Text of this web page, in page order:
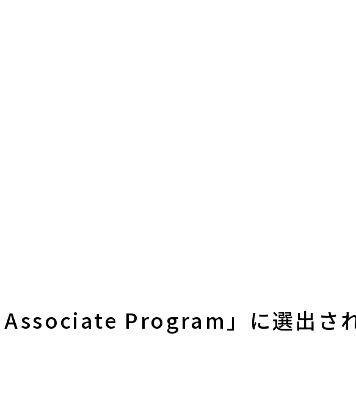
Program」に選出さ